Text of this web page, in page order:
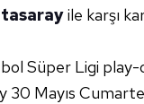
ile karşı
Süper Ligi
30 Mayıs